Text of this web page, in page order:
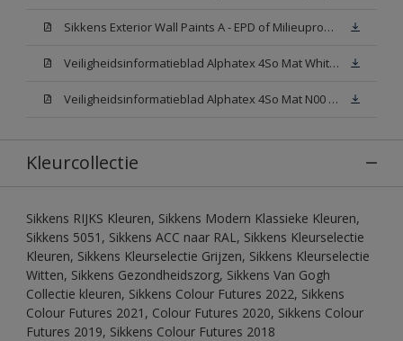
Sikkens Exterior Wall Paints A - EPD of Milieuproductverklaring
Veiligheidsinformatieblad Alphatex 4So Mat White W05 (MSDS)
Veiligheidsinformatieblad Alphatex 4So Mat N00 (MSDS)
Kleurcollectie
Sikkens RIJKS Kleuren, Sikkens Modern Klassieke Kleuren,
Sikkens 5051, Sikkens ACC naar RAL, Sikkens Kleurselectie
Kleuren, Sikkens Kleurselectie Grijzen, Sikkens Kleurselectie
Witten, Sikkens Gezondheidszorg, Sikkens Van Gogh
Collectie kleuren, Sikkens Colour Futures 2022, Sikkens
Colour Futures 2021, Colour Futures 2020, Sikkens Colour
Futures 2019, Sikkens Colour Futures 2018